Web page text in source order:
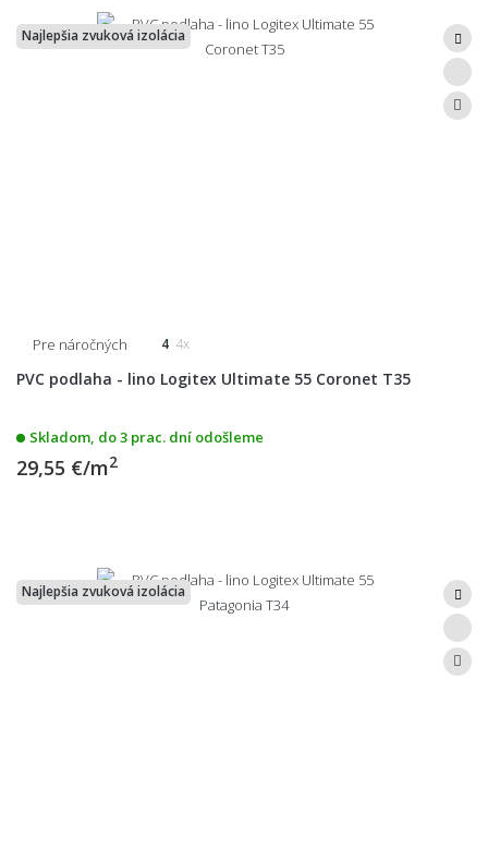
Najlepšia zvuková izolácia
Pre náročných 4 4x
PVC podlaha - lino Logitex Ultimate 55 Coronet T35
Skladom, do 3 prac. dní odošleme
29,55 €/m2
Najlepšia zvuková izolácia